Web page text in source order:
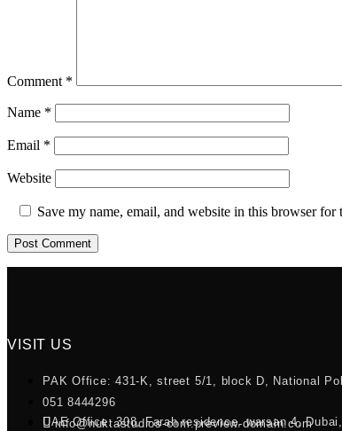
Comment *
Name *
Email *
Website
Save my name, email, and website in this browser for
VISIT US
PAK Office: 431-K, street 5/1, block D, National
051 8444296
info@nuktastudios-com.preview-domain.com
UAE Office: 308, Farah residence, warsan 4,